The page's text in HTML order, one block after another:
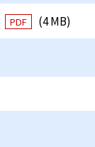
PDF (4 MB)